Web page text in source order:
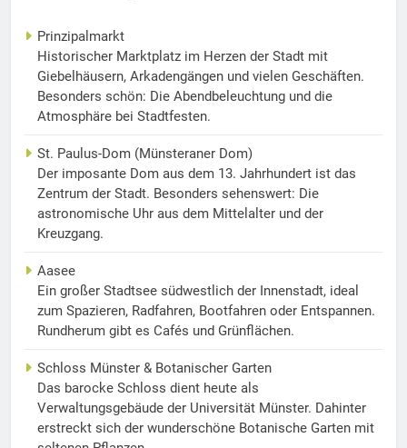
Prinzipalmarkt
Historischer Marktplatz im Herzen der Stadt mit
Giebelhäusern, Arkadengängen und vielen Geschäften.
Besonders schön: Die Abendbeleuchtung und die
Atmosphäre bei Stadtfesten.
St. Paulus-Dom (Münsteraner Dom)
Der imposante Dom aus dem 13. Jahrhundert ist das
Zentrum der Stadt. Besonders sehenswert: Die
astronomische Uhr aus dem Mittelalter und der
Kreuzgang.
Aasee
Ein großer Stadtsee südwestlich der Innenstadt, ideal
zum Spazieren, Radfahren, Bootfahren oder Entspannen.
Rundherum gibt es Cafés und Grünflächen.
Schloss Münster & Botanischer Garten
Das barocke Schloss dient heute als
Verwaltungsgebäude der Universität Münster. Dahinter
erstreckt sich der wunderschöne Botanische Garten mit